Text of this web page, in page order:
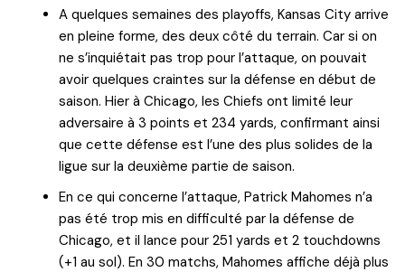
A quelques semaines des playoffs, Kansas City arrive
en pleine forme, des deux côté du terrain. Car si on
ne s’inquiétait pas trop pour l’attaque, on pouvait
avoir quelques craintes sur la défense en début de
saison. Hier à Chicago, les Chiefs ont limité leur
adversaire à 3 points et 234 yards, confirmant ainsi
que cette défense est l’une des plus solides de la
ligue sur la deuxième partie de saison.
En ce qui concerne l’attaque, Patrick Mahomes n’a
pas été trop mis en difficulté par la défense de
Chicago, et il lance pour 251 yards et 2 touchdowns
(+1 au sol). En 30 matchs, Mahomes affiche déjà plus